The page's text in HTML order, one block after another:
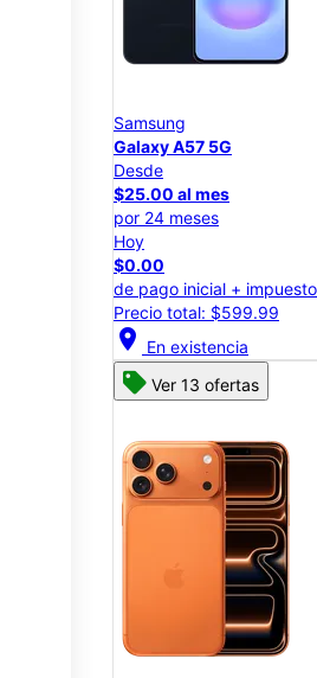
Samsung
Galaxy A57 5G
Desde
$25.00 al mes
por 24 meses
Hoy
$0.00
de pago inicial +
Precio total: $599.99
location_on En existencia
Ver 13 ofertas